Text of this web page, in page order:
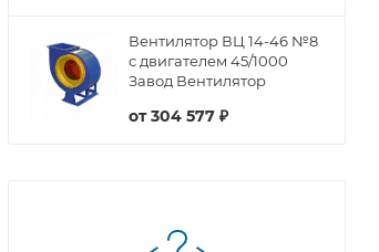
Вентилятор ВЦ 14-46 №8
с двигателем 45/1000
Завод Вентилятор
от304 577 ₽